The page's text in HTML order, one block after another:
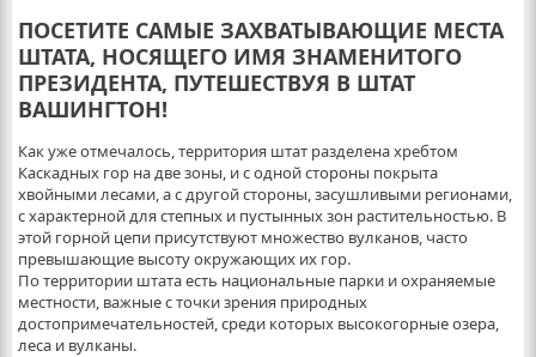
ПОСЕТИТЕ САМЫЕ ЗАХВАТЫВАЮЩИЕ МЕСТА
ШТАТА, НОСЯЩЕГО ИМЯ ЗНАМЕНИТОГО
ПРЕЗИДЕНТА, ПУТЕШЕСТВУЯ В ШТАТ
ВАШИНГТОН!
Как уже отмечалось, территория штат разделена хребтом
Каскадных гор на две зоны, и с одной стороны покрыта
хвойными лесами, а с другой стороны, засушливыми регионами,
с характерной для степных и пустынных зон растительностью. В
этой горной цепи присутствуют множество вулканов, часто
превышающие высоту окружающих их гор.
По территории штата есть национальные парки и охраняемые
местности, важные с точки зрения природных
достопримечательностей, среди которых высокогорные озера,
леса и вулканы.